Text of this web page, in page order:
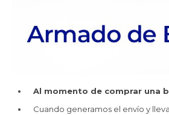
Al momento de comprar una
Cuando generamos el envío y